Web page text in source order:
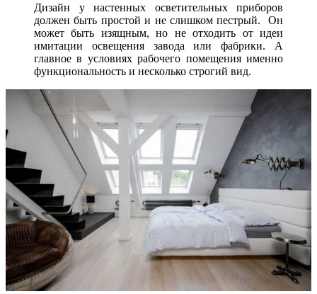
Дизайн у настенных осветительных приборов
должен быть простой и не слишком пестрый. Он
может быть изящным, но не отходить от идеи
имитации освещения завода или фабрики. А
главное в условиях рабочего помещения именно
функциональность и несколько строгий вид.